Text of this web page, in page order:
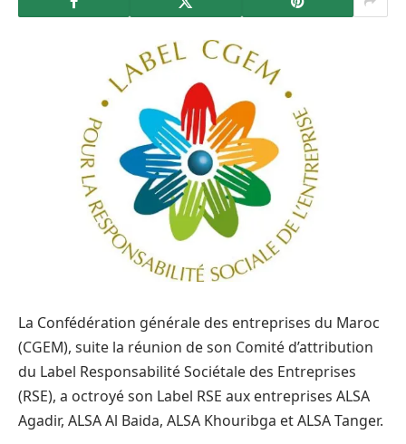
La Confédération générale des entreprises du Maroc
(CGEM), suite la réunion de son Comité d’attribution
du Label Responsabilité Sociétale des Entreprises
(RSE), a octroyé son Label RSE aux entreprises ALSA
Agadir, ALSA Al Baida, ALSA Khouribga et ALSA Tanger.